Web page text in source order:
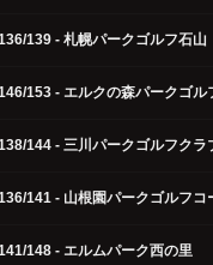
139 - 札幌パークゴルフ石山
153 - エルクの森パークゴル
144 - 三川パークゴルフクラ
141 - 山根園パークゴルフコ
148 - エルムパーク西の里